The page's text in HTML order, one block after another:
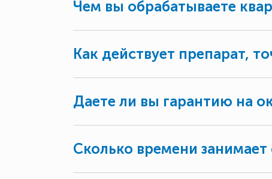
Чем вы обрабатываете
Как действует препарат,
Даете ли вы гарантию на
Сколько времени занимает